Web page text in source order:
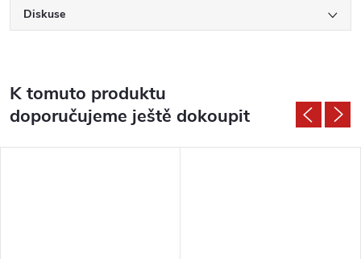
Diskuse
K tomuto produktu
doporučujeme ještě dokoupit